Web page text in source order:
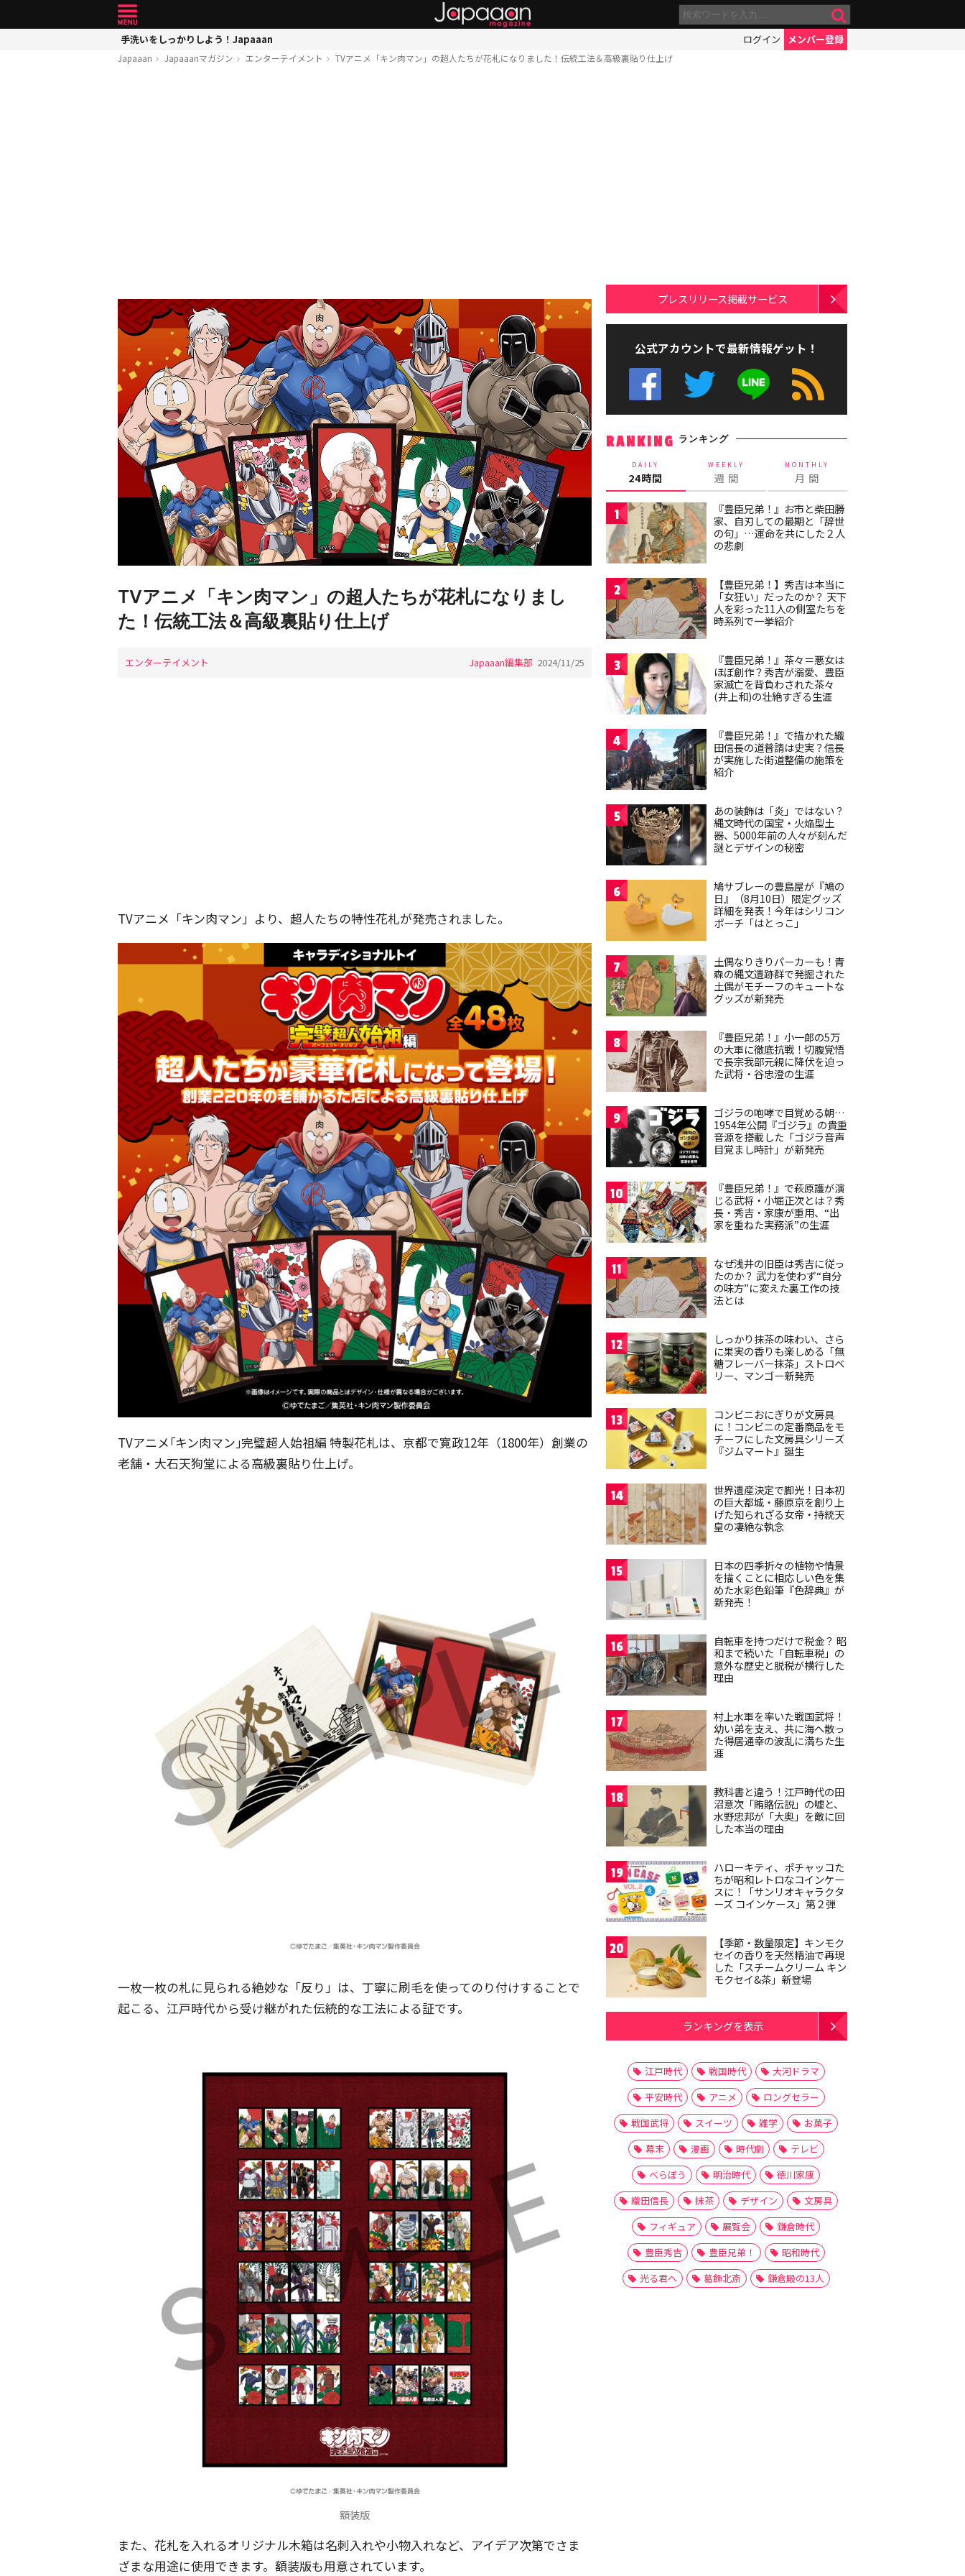
手洗いをしっかりしよう！Japaaan ログイン メンバー登録
Japaaan Japaaanマガジン エンターテイメント TVアニメ「キン肉マン」の超人たちが花札になりました！伝統工法＆高級裏貼り仕上げ
TVアニメ「キン肉マン」の超人たちが花札になりまし
た！伝統工法＆高級裏貼り仕上げ
エンターテイメント Japaaan編集部 2024/11/25
TVアニメ「キン肉マン」より、超人たちの特性花札が発売されました。
TVアニメ｢キン肉マン｣完璧超人始祖編 特製花札は、京都で寛政12年（1800年）創業の
老舗・大石天狗堂による高級裏貼り仕上げ。
一枚一枚の札に見られる絶妙な「反り」は、丁寧に刷毛を使ってのり付けすることで
起こる、江戸時代から受け継がれた伝統的な工法による証です。
額装版
また、花札を入れるオリジナル木箱は名刺入れや小物入れなど、アイデア次第でさま
ざまな用途に使用できます。額装版も用意されています。
プレスリリース掲載サービス
公式アカウントで最新情報ゲット！
RANKING ランキング
DAILY
24時間
WEEKLY
週 間
MONTHLY
月 間
1
『豊臣兄弟！』お市と柴田勝
家、自刃しての最期と「辞世
の句」…運命を共にした２人
の悲劇
2
【豊臣兄弟！】秀吉は本当に
「女狂い」だったのか？ 天下
人を彩った11人の側室たちを
時系列で一挙紹介
3
『豊臣兄弟！』茶々＝悪女は
ほぼ創作？秀吉が溺愛、豊臣
家滅亡を背負わされた茶々
(井上和)の壮絶すぎる生涯
4
『豊臣兄弟！』で描かれた織
田信長の道普請は史実？信長
が実施した街道整備の施策を
紹介
5
あの装飾は「炎」ではない？
縄文時代の国宝・火焔型土
器、5000年前の人々が刻んだ
謎とデザインの秘密
6
鳩サブレーの豊島屋が『鳩の
日』（8月10日）限定グッズ
詳細を発表！今年はシリコン
ポーチ「はとっこ」
7
土偶なりきりパーカーも！青
森の縄文遺跡群で発掘された
土偶がモチーフのキュートな
グッズが新発売
8
『豊臣兄弟！』小一郎の5万
の大軍に徹底抗戦！切腹覚悟
で長宗我部元親に降伏を迫っ
た武将・谷忠澄の生涯
9
ゴジラの咆哮で目覚める朝…
1954年公開『ゴジラ』の貴重
音源を搭載した「ゴジラ音声
目覚まし時計」が新発売
10
『豊臣兄弟！』で萩原護が演
じる武将・小堀正次とは？秀
長・秀吉・家康が重用、“出
家を重ねた実務派”の生涯
11
なぜ浅井の旧臣は秀吉に従っ
たのか？ 武力を使わず“自分
の味方”に変えた裏工作の技
法とは
12
しっかり抹茶の味わい、さら
に果実の香りも楽しめる「無
糖フレーバー抹茶」ストロベ
リー、マンゴー新発売
13
コンビニおにぎりが文房具
に！コンビニの定番商品をモ
チーフにした文房具シリーズ
『ジムマート』誕生
14
世界遺産決定で脚光！日本初
の巨大都城・藤原京を創り上
げた知られざる女帝・持統天
皇の凄絶な執念
15
日本の四季折々の植物や情景
を描くことに相応しい色を集
めた水彩色鉛筆『色辞典』が
新発売！
16
自転車を持つだけで税金？ 昭
和まで続いた「自転車税」の
意外な歴史と脱税が横行した
理由
17
村上水軍を率いた戦国武将！
幼い弟を支え、共に海へ散っ
た得居通幸の波乱に満ちた生
涯
18
教科書と違う！江戸時代の田
沼意次「賄賂伝説」の嘘と、
水野忠邦が「大奥」を敵に回
した本当の理由
19
ハローキティ、ポチャッコた
ちが昭和レトロなコインケー
スに！「サンリオキャラクタ
ーズ コインケース」第２弾
20
【季節・数量限定】キンモク
セイの香りを天然精油で再現
した「スチームクリーム キン
モクセイ&茶」新登場
ランキングを表示
江戸時代 戦国時代
大河ドラマ
平安時代
アニメ
ロングセラー
戦国武将
スイーツ 雑学
お菓子
幕末
漫画 時代劇
テレビ
べらぼう
明治時代
徳川家康
織田信長
抹茶 デザイン
文房具
フィギュア
展覧会
鎌倉時代
豊臣秀吉
豊臣兄弟！
昭和時代
光る君へ
葛飾北斎 鎌倉殿の13人